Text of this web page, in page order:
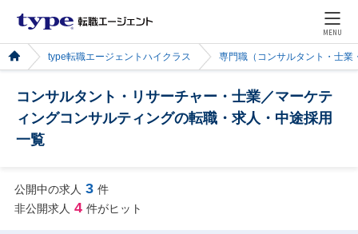
MENU
type転職エージェントハイクラス 専門職（コンサルタント・士業
コンサルタント・リサーチャー・士業／マーケテ
ィングコンサルティングの転職・求人・中途採用
一覧
公開中の求人 3 件
非公開求人 4 件がヒット